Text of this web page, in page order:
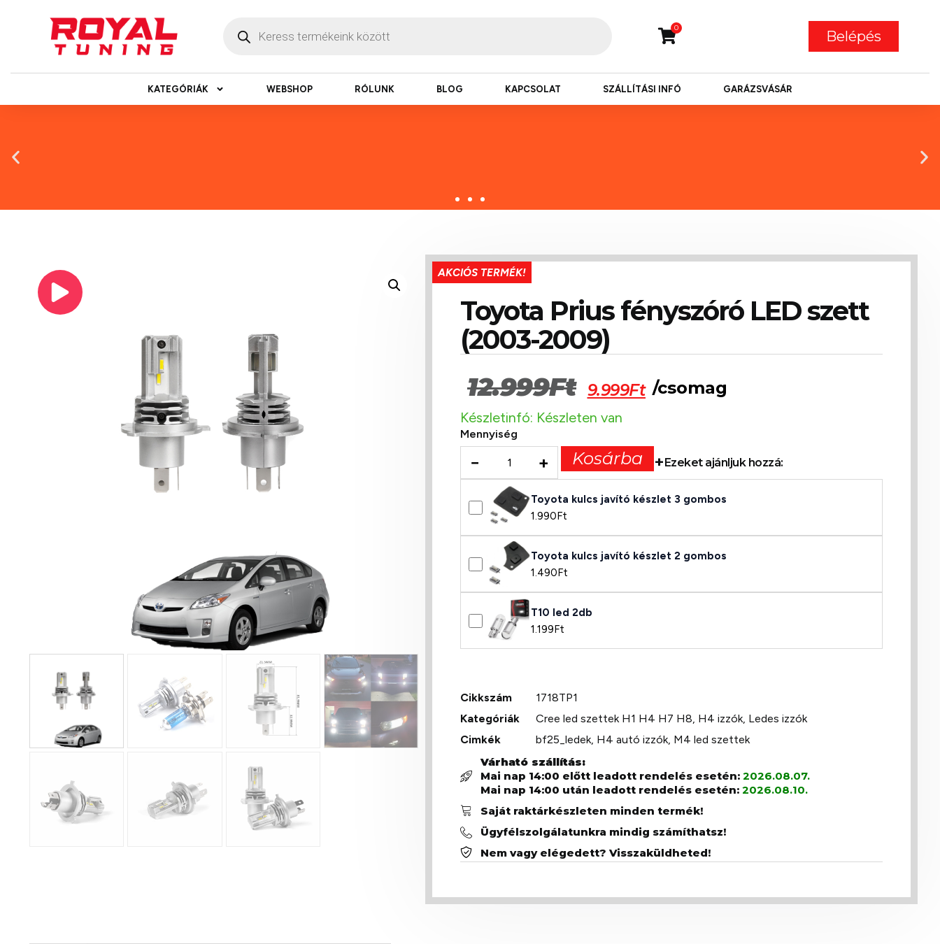
0
Belépés
KATEGÓRIÁK WEBSHOP RÓLUNK BLOG KAPCSOLAT SZÁLLÍTÁSI INFÓ GARÁZSVÁSÁR
Gyors rendelésfeldolgozással segítünk, hogy hamar kézhez kapd a csomagod.
AKCIÓS TERMÉK!
Toyota Prius fényszóró LED szett
(2003-2009)
12.999Ft 9.999Ft /csomag
Készletinfó: Készleten van
Mennyiség
− + Kosárba Ezeket ajánljuk hozzá:
Toyota kulcs javító készlet 3 gombos
1.990Ft
Toyota kulcs javító készlet 2 gombos
1.490Ft
T10 led 2db
1.199Ft
Cikkszám
1718TP1
Kategóriák
Cree led szettek H1 H4 H7 H8, H4 izzók, Ledes izzók
Cimkék
bf25_ledek, H4 autó izzók, M4 led szettek
Várható szállítás:
Mai nap 14:00 előtt leadott rendelés esetén:2026.08.07.
Mai nap 14:00 után leadott rendelés esetén:2026.08.10.
Saját raktárkészleten minden termék!
Ügyfélszolgálatunkra mindig számíthatsz!
Nem vagy elégedett? Visszaküldheted!